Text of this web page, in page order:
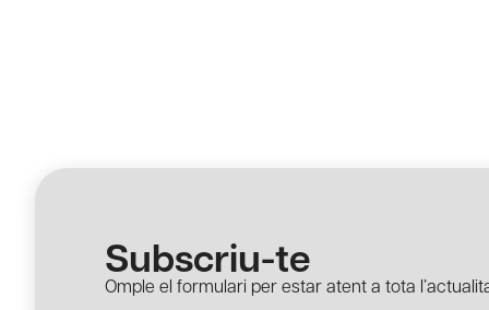
Subscriu-te
Omple el formulari per estar atent a tota